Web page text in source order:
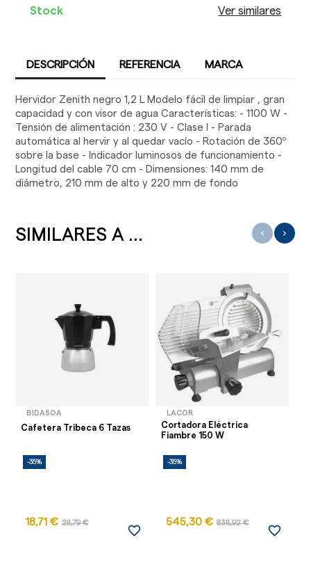
Stock Ver similares
DESCRIPCIÓN REFERENCIA MARCA
Hervidor Zenith negro 1,2 L Modelo fácil de limpiar , gran
capacidad y con visor de agua Características: - 1100 W -
Tensión de alimentación : 230 V - Clase I - Parada
automática al hervir y al quedar vacío - Rotación de 360º
sobre la base - Indicador luminosos de funcionamiento -
Longitud del cable 70 cm - Dimensiones: 140 mm de
diámetro, 210 mm de alto y 220 mm de fondo
SIMILARES A ...
BIDASOA
Cafetera Tribeca 6 Tazas
-35%
18,71 € 28,79 €
favorite_border
LACOR
Cortadora Eléctrica
Fiambre 150 W
-35%
545,30 € 838,92 €
favorite_border
‹ ›